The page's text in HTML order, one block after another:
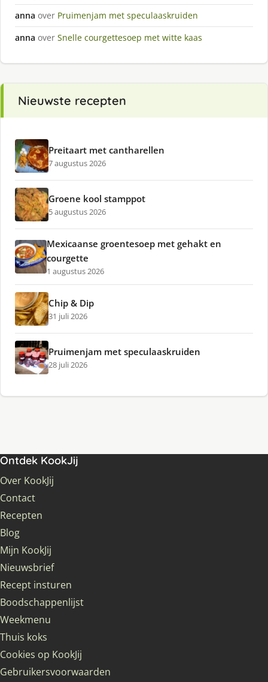
anna over Pruimenjam met speculaaskruiden
anna over Snelle courgettesoep met witte kaas
Nieuwste recepten
Preitaart met cantharellen
7 augustus 2026
Groene kool stamppot
5 augustus 2026
Mexicaanse groentesoep met gehakt en
courgette
1 augustus 2026
Chip & Dip
31 juli 2026
Pruimenjam met speculaaskruiden
28 juli 2026
Ontdek KookJij
Over KookJij
Contact
Recepten
Blog
Mijn KookJij
Nieuwsbrief
Recept insturen
Boodschappenlijst
Weekmenu
Thuis koks
Cookies op KookJij
Gebruikersvoorwaarden